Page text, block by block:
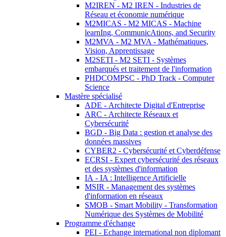
M2IREN - M2 IREN - Industries de
Réseau et économie numérique
M2MICAS - M2 MICAS - Machine
learnIng, CommunicAtions, and Security
M2MVA - M2 MVA - Mathématiques,
Vision, Apprentissage
M2SETI - M2 SETI - Systèmes
embarqués et traitement de l'information
PHDCOMPSC - PhD Track - Computer
Science
Mastère spécialisé
ADE - Architecte Digital d'Entreprise
ARC - Architecte Réseaux et
Cybersécurité
BGD - Big Data : gestion et analyse des
données massives
CYBER2 - Cybersécurité et Cyberdéfense
ECRSI - Expert cybersécurité des réseaux
et des systèmes d'information
IA - IA : Intelligence Artificielle
MSIR - Management des systèmes
d'information en réseaux
SMOB - Smart Mobility - Transformation
Numérique des Systèmes de Mobilité
Programme d'échange
PEI - Echange international non diplomant